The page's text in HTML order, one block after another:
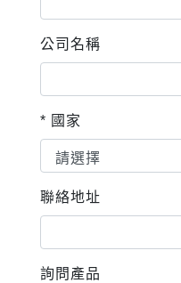
公司名稱
* 國家
聯絡地址
詢問產品